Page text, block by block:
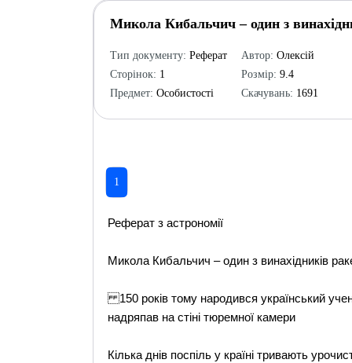
Микола Кибальчич – один з
Тип документу: Реферат
Сторінок: 1
Предмет: Особистості
Автор: Олексій
Розмір: 9.4
Скачувань: 1691
1
Реферат з астрономії
Микола Кибальчич – один з винахідників
150 років тому народився український
надряпав на стіні тюремної камери
Кілька днів поспіль у країні тривають